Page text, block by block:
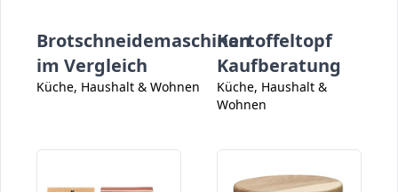
Brotschneidemaschinen
im Vergleich
Küche, Haushalt & Wohnen
Kartoffeltopf
Kaufberatung
Küche, Haushalt &
Wohnen